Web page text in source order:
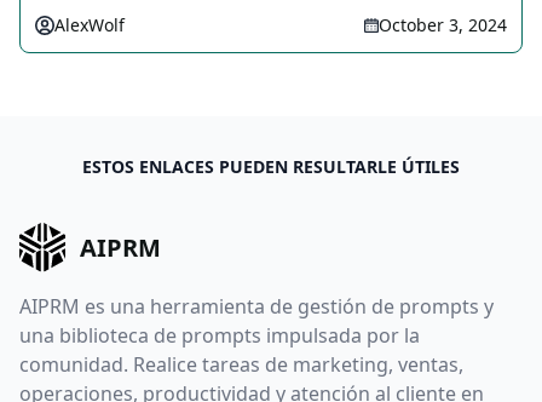
AlexWolf October 3, 2024
ESTOS ENLACES PUEDEN RESULTARLE ÚTILES
AIPRM
AIPRM es una herramienta de gestión de prompts y
una biblioteca de prompts impulsada por la
comunidad. Realice tareas de marketing, ventas,
operaciones, productividad y atención al cliente en